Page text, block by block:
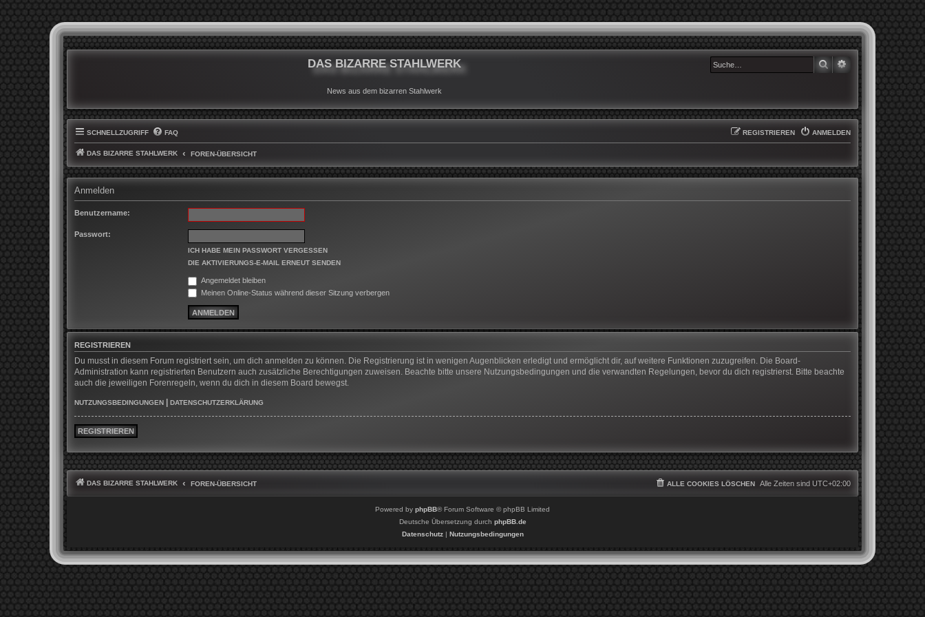
DAS BIZARRE STAHLWERK
News aus dem bizarren Stahlwerk
SUCHE
SCHNELLZUGRIFF FAQ ANMELDEN
REGISTRIEREN
DAS BIZARRE STAHLWERK FOREN-ÜBERSICHT
Anmelden
Benutzername:
Passwort:
ICH HABE MEIN PASSWORT VERGESSEN
DIE AKTIVIERUNGS-E-MAIL ERNEUT SENDEN
Angemeldet bleiben
Meinen Online-Status während dieser Sitzung verbergen
REGISTRIEREN
Du musst in diesem Forum registriert sein, um dich anmelden zu können. Die Registrierung ist in wenigen Augenblicken erledigt und ermöglicht dir, auf weitere Funktionen zuzugreifen. Die Board-
Administration kann registrierten Benutzern auch zusätzliche Berechtigungen zuweisen. Beachte bitte unsere Nutzungsbedingungen und die verwandten Regelungen, bevor du dich registrierst. Bitte beachte
auch die jeweiligen Forenregeln, wenn du dich in diesem Board bewegst.
NUTZUNGSBEDINGUNGEN DATENSCHUTZERKLÄRUNG
REGISTRIEREN
DAS BIZARRE STAHLWERK FOREN-ÜBERSICHT Alle Zeiten sind UTC+02:00
ALLE COOKIES LÖSCHEN
Powered by phpBB® Forum Software © phpBB Limited
Deutsche Übersetzung durch phpBB.de
Datenschutz| Nutzungsbedingungen